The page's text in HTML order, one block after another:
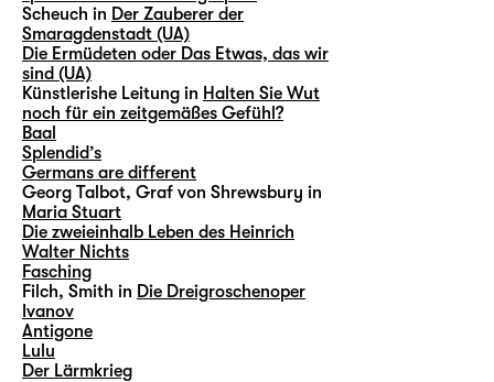
Scheuch in Der Zauberer der
Smaragdenstadt (UA)
Die Ermüdeten oder Das Etwas, das wir
sind (UA)
Künstlerishe Leitung in Halten Sie Wut
noch für ein zeitgemäßes Gefühl?
Baal
Splendid’s
Germans are different
Georg Talbot, Graf von Shrewsbury in
Maria Stuart
Die zweieinhalb Leben des Heinrich
Walter Nichts
Fasching
Filch, Smith in Die Dreigroschenoper
Ivanov
Antigone
Lulu
Der Lärmkrieg